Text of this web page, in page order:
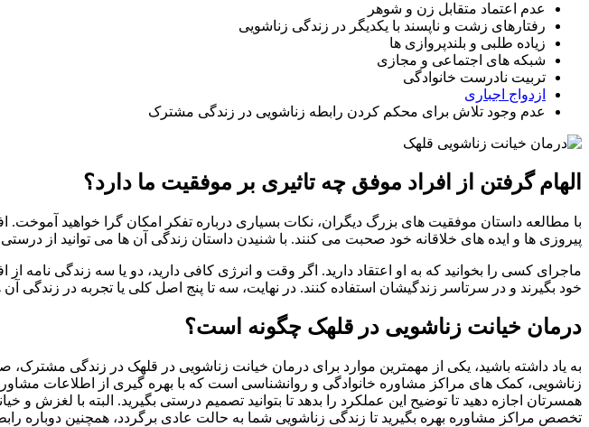
عدم اعتماد متقابل زن و شوهر
رفتارهای زشت و ناپسند با یکدیگر در زندگی زناشویی
زیاده طلبی و بلندپروازی ها
شبکه های اجتماعی و مجازی
تربیت نادرست خانوادگی
ازدواج اجباری
عدم وجود تلاش برای محکم کردن رابطه زناشویی در زندگی مشترک
الهام گرفتن از افراد موفق چه تاثیری بر موفقیت ما دارد؟
با مطالعه داستان موفقیت های بزرگ دیگران، نکات بسیاری درباره تفکر امکان گرا خواهید
پیروزی ها و ایده های خلاقانه خود صحبت می کنند. با شنیدن داستان زندگی آن ها می توانید از
ماجرای کسی را بخوانید که به او اعتقاد دارید. اگر وقت و انرژی کافی دارید، دو یا سه زندگی نامه
خود بگیرند و در سرتاسر زندگیشان استفاده کنند. در نهایت، سه تا پنج اصل کلی یا تجربه در زندگی آن
درمان خیانت زناشویی در قلهک چگونه است؟
به یاد داشته باشید، یکی از مهمترین موارد برای درمان خیانت زناشویی در قلهک در زندگی
زناشویی، کمک های مراکز مشاوره خانوادگی و روانشناسی است که با بهره گیری از اطلاعات
همسرتان اجازه دهید تا توضیح این عملکرد را بدهد تا بتوانید تصمیم درستی بگیرید. البته با
تخصص مراکز مشاوره بهره بگیرید تا زندگی زناشویی شما به حالت عادی برگردد، همچنین دوباره